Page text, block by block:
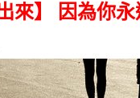
來】 因為你